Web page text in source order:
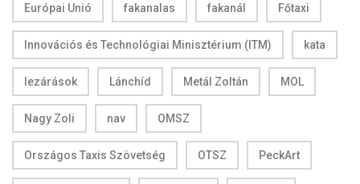
Európai Unió fakanalas fakanál Főtaxi
Innovációs és Technológiai Minisztérium (ITM) kata
lezárások Lánchíd Metál Zoltán MOL
Nagy Zoli nav OMSZ
Országos Taxis Szövetség OTSZ PeckArt